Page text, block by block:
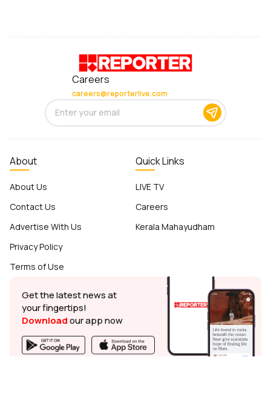
Careers
careers@reporterlive.com
About
About Us
Contact Us
Advertise With Us
Privacy Policy
Terms of Use
Quick Links
LIVE TV
Careers
Kerala Mahayudham
Get the latest news at
your fingertips!
Downloadour app now